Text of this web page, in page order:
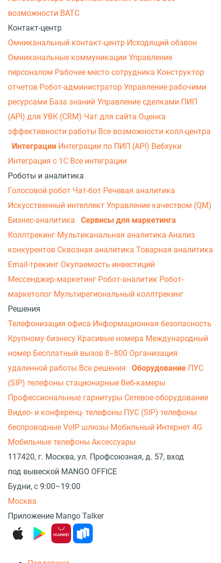
возможности ВАТС
Контакт-центр
Омниканальный контакт-центр Исходящий обзвон
Омниканальные коммуникации Управление
персоналом Рабочее место сотрудника Конструктор
отчетов Робот-администратор Управление рабочими
ресурсами База знаний Управление сделками ПИП
(API) для УВК (CRM) Чат для сайта Оценка
эффективности работы Все возможности колл-центра
Интеграции Интеграции по ПИП (API) Вебхуки
Интеграция с 1С Все интеграции
Роботы и аналитика
Голосовой робот Чат-бот Речевая аналитика
Искусственный интеллект Управление качеством (QM)
Бизнес-аналитика
Сервисы для маркетинга
Коллтрекинг Мультиканальная аналитика Анализ
конкурентов Сквозная аналитика Товарная аналитика
Email-трекинг Окупаемость инвестиций
Мессенджер‑маркетинг Робот-аналитик Робот-
маркетолог Мультирегиональный коллтрекинг
Решения
Телефонизация офиса Информационная безопасность
Крупному бизнесу Красивые номера Международный
номер Бесплатный вызов 8−800 Организация
удаленной работы Все решения Оборудование ПУС
(SIP) телефоны стационарные Веб-камеры
Профессиональные гарнитуры Сетевое оборудование
Видео- и конференц- телефоны ПУС (SIP) телефоны
беспроводные VoIP шлюзы Мобильный Интернет 4G
Мобильные телефоны Аксессуары
117420, г. Москва, ул. Профсоюзная, д. 57, вход
под вывеской MANGO OFFICE
Будни, с 9:00–19:00
Москва
Приложение Mango Talker